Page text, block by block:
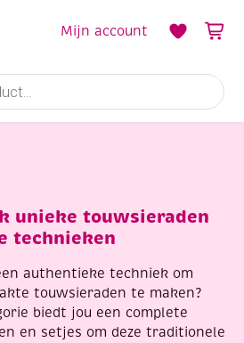
Mijn account
unieke touwsieraden
technieken
authentieke techniek om
touwsieraden te maken?
biedt jou een complete
en setjes om deze traditionele